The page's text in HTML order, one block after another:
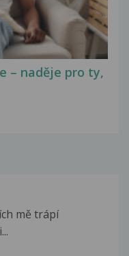
– naděje pro ty,
mě trápí